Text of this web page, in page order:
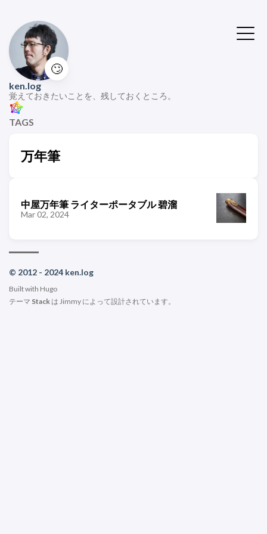
🙄
ken.log
覚えておきたいことを、残しておくところ。
TAGS
万年筆
中屋万年筆 ライターポータブル 碧溜
Mar 02, 2024
© 2012 - 2024 ken.log
Built with Hugo
テーマ Stack は Jimmy によって設計されています。